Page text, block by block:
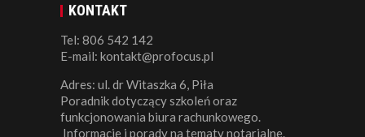
KONTAKT
Tel: 806 542 142
E-mail: kontakt@profocus.pl
Adres: ul. dr Witaszka 6, Piła
Poradnik dotyczący szkoleń oraz
funkcjonowania biura rachunkowego.
Informacje i porady na tematy notarialne.